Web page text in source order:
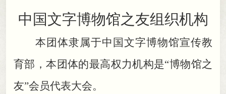
中国文字博物馆之友组织机构
本团体隶属于中国文字博物馆宣传教
育部 ，本团体的最高权力机构是“博物馆之
友”会员代表大会。